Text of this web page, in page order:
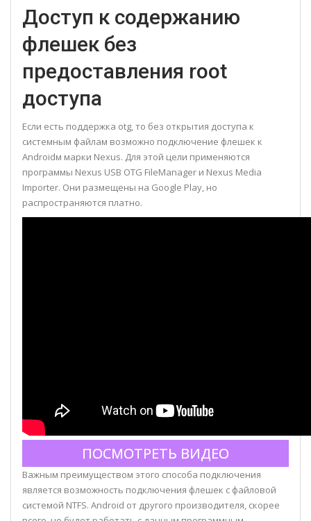
Доступ к содержанию
флешек без
предоставления root
доступа
Если есть поддержка otg, то без открытия доступа к
системным файлам возможно подключение флешек к
Androidм марки Nexus. Для этой цели применяются
программы Nexus USB OTG FileManager и Nexus Media
Importer. Они размещены на Google Play, но
распространяются платно.
ПОСМОТРЕТЬ ВИДЕО
Важным преимуществом этого способа подключения
является возможность подключения флешек с файловой
системой NTFS. Android от другого производителя, скорее